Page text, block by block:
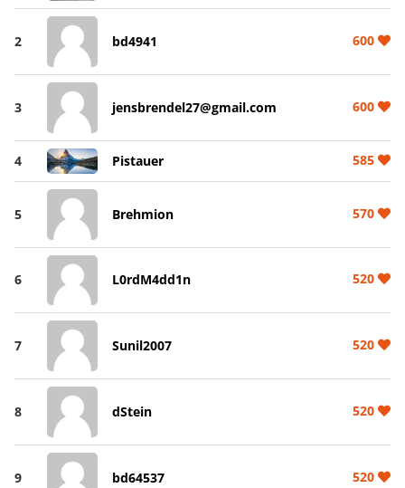
2 bd4941 600
3 jensbrendel27@gmail.com 600
4 Pistauer 585
5 Brehmion 570
6 L0rdM4dd1n 520
7 Sunil2007 520
8 dStein 520
9 bd64537 520